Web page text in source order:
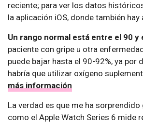
reciente; para ver los datos
la aplicación iOS, donde también
Un rango normal está entre el 90 y
paciente con gripe u otra
puede bajar hasta el 90-92%, ya por
habría que utilizar oxígeno
más información
La verdad es que me ha
como el Apple Watch Series 6 mide